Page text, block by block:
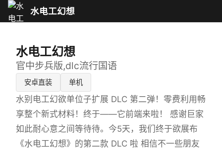
水电工幻想
水电工幻想
官中步兵版,dlc流行国语
安卓直装 单机
水别电工幻欲单位子扩展 DLC 第二弹！零费利用畅
享整个新式材料！终于——它前端来啦！ 感谢巨家
如此耐心意之间等待待。今5天，我们终于欲展布
《水电工幻想》的第二款 DLC 啦 相信不一些朋友